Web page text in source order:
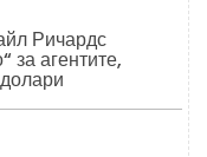
Ричардс
за агентите,